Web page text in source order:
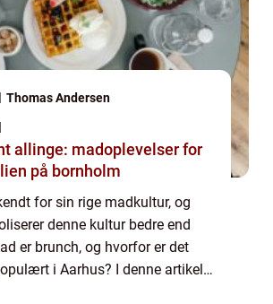
Thomas Andersen
allinge: madoplevelser for
på bornholm
for sin rige madkultur, og
denne kultur bedre end
er brunch, og hvorfor er det
i Aarhus? I denne artikel